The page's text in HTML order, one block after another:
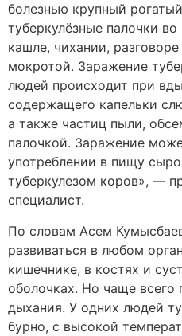
болезнью крупный
туберкулёзные палочки
кашле, чихании,
мокротой. Заражение
людей происходит при
содержащего капельки
а также частиц пыли,
палочкой. Заражение
употреблении в пищу
туберкулезом коров», —
специалист.
По словам Асем
развиваться в любом
кишечнике, в костях и
оболочках. Но чаще всего
дыхания. У одних людей
бурно, с высокой